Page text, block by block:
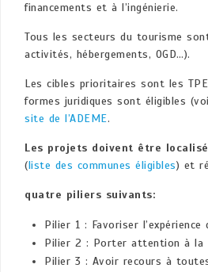
financements et à l’ingénierie.
Tous les secteurs du tourisme
activités, hébergements, OGD…).
Les cibles prioritaires sont les
formes juridiques sont éligibles
site de l’ADEME.
Les projets doivent être
(liste des communes éligibles) et
quatre piliers suivants:
Pilier 1 : Favoriser
Pilier 2 : Porter attention à la
Pilier 3 : Avoir recours à